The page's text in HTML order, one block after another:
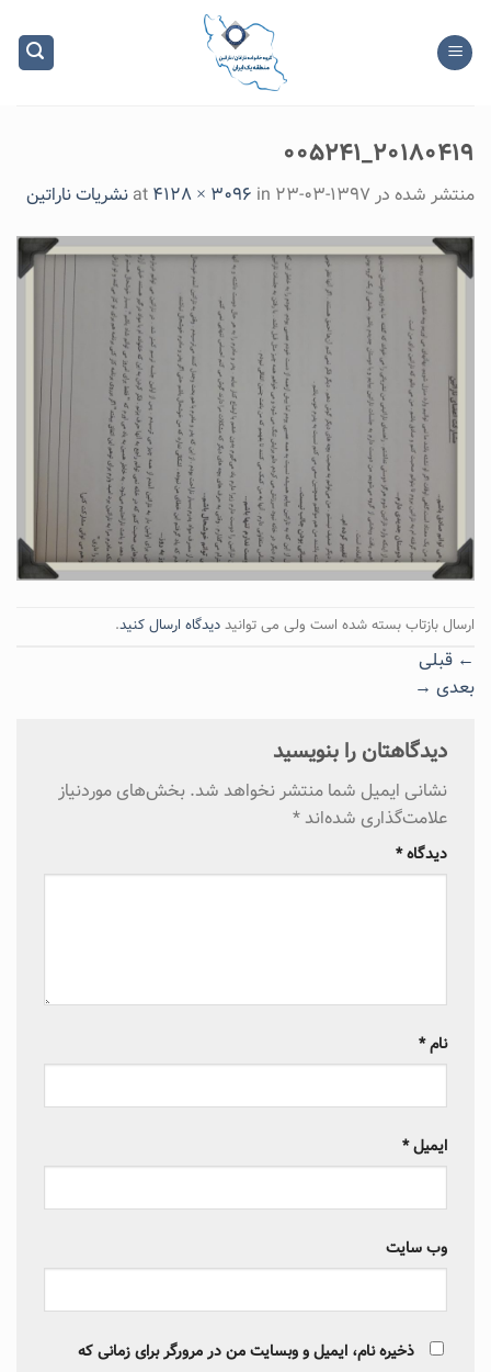
content
۲۰۱۸۰۴۱۹_۰۰۵۲۴۱
منتشر شده در ۱۳۹۷-۰۳-۲۳ 4128 × 3096 in نشریات ناراتین
ارسال بازتاب بسته شده است ولی می توانید دیدگاه ارسال کنید.
← قبلی
بعدی →
دیدگاهتان را بنویسید
نشانی ایمیل شما منتشر نخواهد شد. بخش‌های موردنیاز
علامت‌گذاری شده‌اند *
دیدگاه*
نام*
ایمیل*
وب‌ سایت
ذخیره نام، ایمیل و وبسایت من در مرورگر برای زمانی که